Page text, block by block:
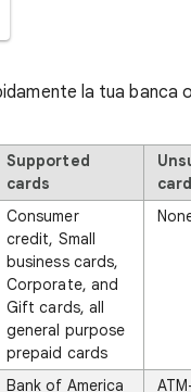
la tua banca
Supported
cards
Consumer
credit, Small
business cards,
Corporate, and
Gift cards, all
general purpose
prepaid cards
Bank of America